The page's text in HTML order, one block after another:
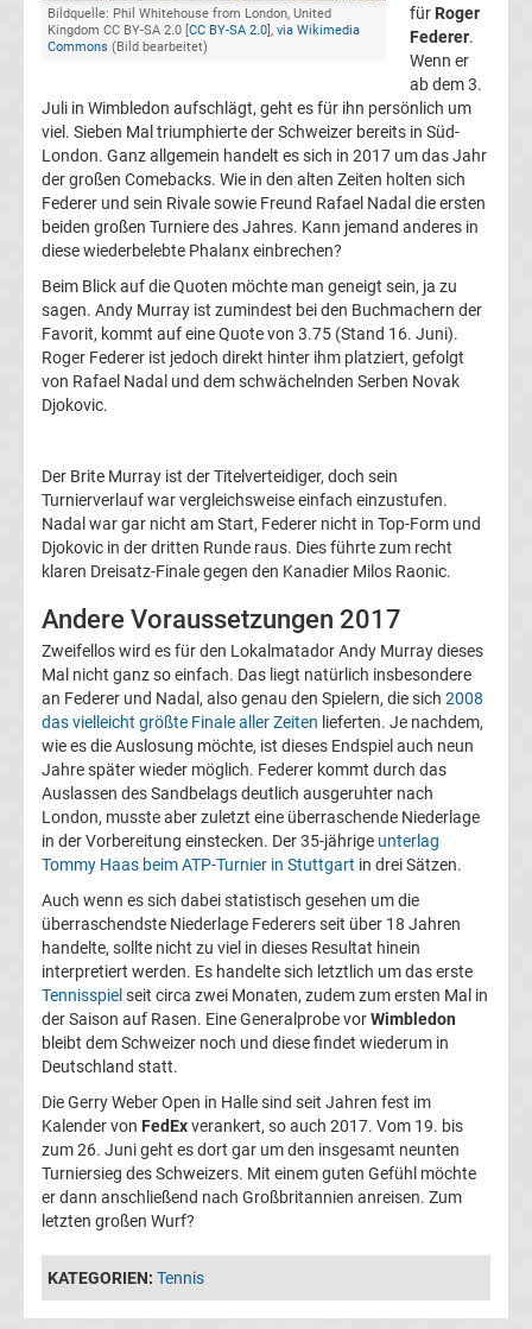
Bund
Tennis
heute
live
TV
Top-
Aktuell
Bundesliga
Bundesliga
Ergebnisse
2.
Liga
Ergebnisse
3.
Ergebnisse
3.
Liga
Tabelle
DFB-
Pokal
Ergebnisse
Bildquelle: Phil Whitehouse from London, United
Kingdom CC BY-SA 2.0 [CC BY-SA 2.0], via Wikimedia
Commons (Bild bearbeitet)
für Roger
Federer.
Wenn er
ab dem 3.
Juli in Wimbledon aufschlägt, geht es für ihn persönlich um
viel. Sieben Mal triumphierte der Schweizer bereits in Süd-
London. Ganz allgemein handelt es sich in 2017 um das Jahr
der großen Comebacks. Wie in den alten Zeiten holten sich
Federer und sein Rivale sowie Freund Rafael Nadal die ersten
beiden großen Turniere des Jahres. Kann jemand anderes in
diese wiederbelebte Phalanx einbrechen?
Beim Blick auf die Quoten möchte man geneigt sein, ja zu
sagen. Andy Murray ist zumindest bei den Buchmachern der
Favorit, kommt auf eine Quote von 3.75 (Stand 16. Juni).
Roger Federer ist jedoch direkt hinter ihm platziert, gefolgt
von Rafael Nadal und dem schwächelnden Serben Novak
Djokovic.
Der Brite Murray ist der Titelverteidiger, doch sein
Turnierverlauf war vergleichsweise einfach einzustufen.
Nadal war gar nicht am Start, Federer nicht in Top-Form und
Djokovic in der dritten Runde raus. Dies führte zum recht
klaren Dreisatz-Finale gegen den Kanadier Milos Raonic.
Andere Voraussetzungen 2017
Zweifellos wird es für den Lokalmatador Andy Murray dieses
Mal nicht ganz so einfach. Das liegt natürlich insbesondere
an Federer und Nadal, also genau den Spielern, die sich 2008
das vielleicht größte Finale aller Zeiten lieferten. Je nachdem,
wie es die Auslosung möchte, ist dieses Endspiel auch neun
Jahre später wieder möglich. Federer kommt durch das
Auslassen des Sandbelags deutlich ausgeruhter nach
London, musste aber zuletzt eine überraschende Niederlage
in der Vorbereitung einstecken. Der 35-jährige unterlag
Tommy Haas beim ATP-Turnier in Stuttgart in drei Sätzen.
Auch wenn es sich dabei statistisch gesehen um die
überraschendste Niederlage Federers seit über 18 Jahren
handelte, sollte nicht zu viel in dieses Resultat hinein
interpretiert werden. Es handelte sich letztlich um das erste
Tennisspiel seit circa zwei Monaten, zudem zum ersten Mal in
der Saison auf Rasen. Eine Generalprobe vorWimbledon
bleibt dem Schweizer noch und diese findet wiederum in
Deutschland statt.
Die Gerry Weber Open in Halle sind seit Jahren fest im
Kalender von FedExverankert, so auch 2017. Vom 19. bis
zum 26. Juni geht es dort gar um den insgesamt neunten
Turniersieg des Schweizers. Mit einem guten Gefühl möchte
er dann anschließend nach Großbritannien anreisen. Zum
letzten großen Wurf?
KATEGORIEN: Tennis